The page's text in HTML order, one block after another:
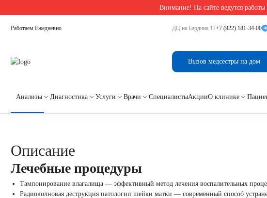
Внимание! На сайте ведутся
Работаем Ежедневно ДЦ на Бардина 17+7 (922) 181-34-00
Вызов медсестры на дом
Анализы Диагностика Услуги Врачи СпециалистыАкцииО клинике
Главная/Гинекология
Гинекологические
Описание Цены
Описание
Лечебные процедуры
Тампонирование влагалища — эффективный метод лечения воспалительных
Радиоволновая деструкция патологии шейки матки — современный способ